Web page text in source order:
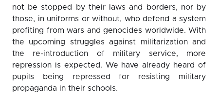
not be stopped by their laws and borders, nor by
those, in uniforms or without, who defend a system
profiting from wars and genocides worldwide. With
the upcoming struggles against militarization and
the re-introduction of military service, more
repression is expected. We have already heard of
pupils being repressed for resisting military
propaganda in their schools.